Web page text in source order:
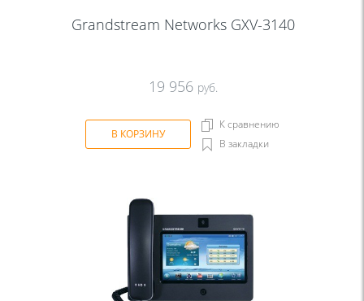
Grandstream Networks GXV-3140
19 956 руб.
В КОРЗИНУ
К сравнению
В закладки